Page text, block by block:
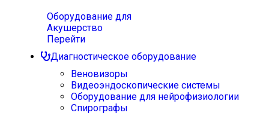
Оборудование для
Акушерство
Перейти
Диагностическое оборудование
Веновизоры
Видеоэндоскопические системы
Оборудование для нейрофизиологии
Спирографы